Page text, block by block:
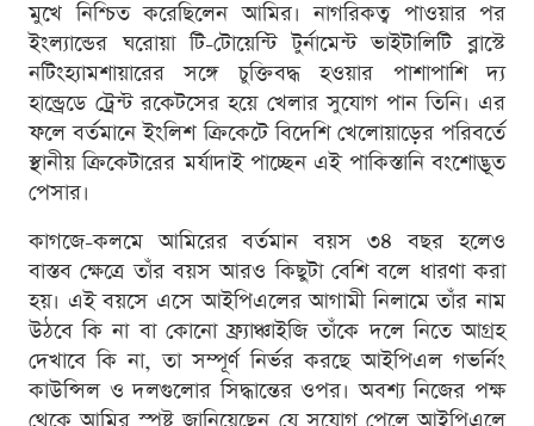
মুখে নিশ্চিত করেছিলেন আমির। নাগরিকত্ব পাওয়ার পর
ইংল্যান্ডের ঘরোয়া টি-টোয়েন্টি টুর্নামেন্ট ভাইটালিটি ব্লাস্টে
নটিংহ্যামশায়ারের সঙ্গে চুক্তিবদ্ধ হওয়ার পাশাপাশি দ্য
হান্ড্রেডে ট্রেন্ট রকেটসের হয়ে খেলার সুযোগ পান তিনি। এর
ফলে বর্তমানে ইংলিশ ক্রিকেটে বিদেশি খেলোয়াড়ের পরিবর্তে
স্থানীয় ক্রিকেটারের মর্যাদাই পাচ্ছেন এই পাকিস্তানি বংশোদ্ভূত
পেসার।
কাগজে-কলমে আমিরের বর্তমান বয়স ৩৪ বছর হলেও
বাস্তব ক্ষেত্রে তাঁর বয়স আরও কিছুটা বেশি বলে ধারণা করা
হয়। এই বয়সে এসে আইপিএলের আগামী নিলামে তাঁর নাম
উঠবে কি না বা কোনো ফ্র্যাঞ্চাইজি তাঁকে দলে নিতে আগ্রহ
দেখাবে কি না, তা সম্পূর্ণ নির্ভর করছে আইপিএল গভর্নিং
কাউন্সিল ও দলগুলোর সিদ্ধান্তের ওপর। অবশ্য নিজের পক্ষ